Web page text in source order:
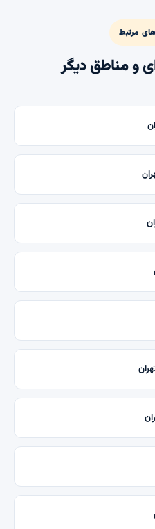
مرتبط
و مناطق دیگر